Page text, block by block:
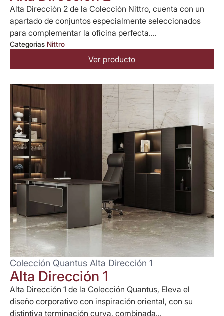
Alta Dirección 2 de la Colección Nittro, cuenta con un
apartado de conjuntos especialmente seleccionados
para complementar la oficina perfecta....
Categorias Nittro
Ver producto
Colección Quantus Alta Dirección 1
Alta Dirección 1
Alta Dirección 1 de la Colección Quantus, Eleva el
diseño corporativo con inspiración oriental, con su
distintiva terminación curva, combinada...